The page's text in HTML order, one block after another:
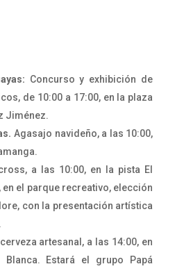
Concurso y exhibición de
de 10:00 a 17:00, en la plaza
Jiménez.
Agasajo navideño, a las 10:00,
a las 10:00, en la pista El
en el parque recreativo, elección
con la presentación artística
artesanal, a las 14:00, en
Blanca. Estará el grupo Papá